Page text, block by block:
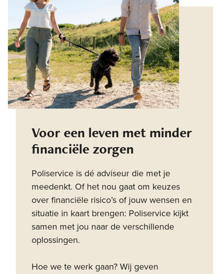
Voor een leven met minder
financiële zorgen
Poliservice is dé adviseur die met je
meedenkt. Of het nou gaat om keuzes
over financiële risico’s of jouw wensen en
situatie in kaart brengen: Poliservice kijkt
samen met jou naar de verschillende
oplossingen.
Hoe we te werk gaan? Wij geven